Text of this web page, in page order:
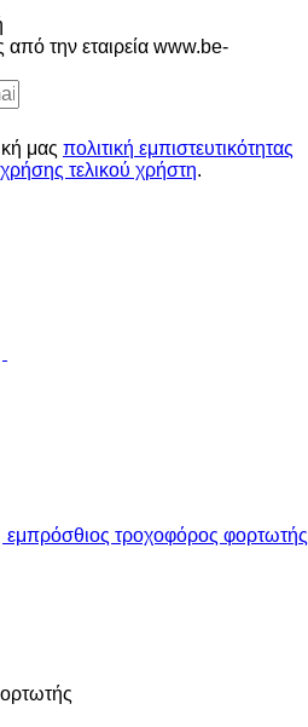
από την εταιρεία www.be-
μας πολιτική εμπιστευτικότητας
τελικού χρήστη.
εμπρόσθιος τροχοφόρος φορτωτής